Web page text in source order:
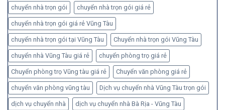
chuyển nhà trọn gói chuyển nhà trọn gói giá rẻ
chuyển nhà trọn gói giá rẻ Vũng Tàu
chuyển nhà trọn gói tại Vũng Tàu Chuyển nhà trọn gói Vũng Tàu
chuyển nhà Vũng Tàu giá rẻ chuyển phòng trọ giá rẻ
Chuyển phòng trọ Vũng tàu giá rẻ Chuyển văn phòng giá rẻ
chuyển văn phòng vũng tàu Dịch vụ chuyển nhà Vũng Tàu trọn gói
dịch vụ chuyển nhà dịch vụ chuyển nhà Bà Rịa - Vũng Tàu